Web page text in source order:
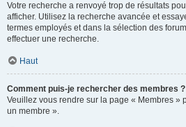
Votre recherche a renvoyé trop de résultats
afficher. Utilisez la recherche avancée et
termes employés et dans la sélection des
effectuer une recherche.
Haut
Comment puis-je rechercher des membres ?
Veuillez vous rendre sur la page « Membres »
un membre ».